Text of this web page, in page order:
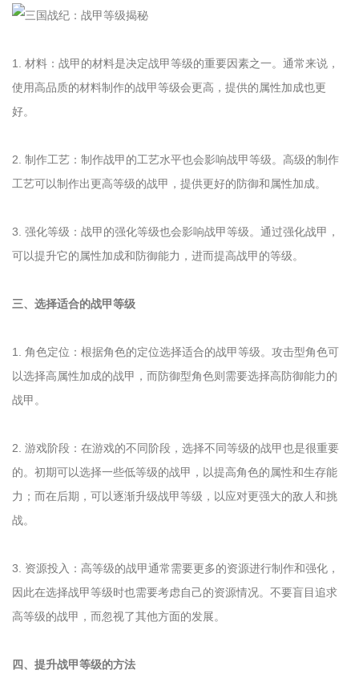
1. 材料：战甲的材料是决定战甲等级的重要因素之一。通常来说，
使用高品质的材料制作的战甲等级会更高，提供的属性加成也更
好。
2. 制作工艺：制作战甲的工艺水平也会影响战甲等级。高级的制作
工艺可以制作出更高等级的战甲，提供更好的防御和属性加成。
3. 强化等级：战甲的强化等级也会影响战甲等级。通过强化战甲，
可以提升它的属性加成和防御能力，进而提高战甲的等级。
三、选择适合的战甲等级
1. 角色定位：根据角色的定位选择适合的战甲等级。攻击型角色可
以选择高属性加成的战甲，而防御型角色则需要选择高防御能力的
战甲。
2. 游戏阶段：在游戏的不同阶段，选择不同等级的战甲也是很重要
的。初期可以选择一些低等级的战甲，以提高角色的属性和生存能
力；而在后期，可以逐渐升级战甲等级，以应对更强大的敌人和挑
战。
3. 资源投入：高等级的战甲通常需要更多的资源进行制作和强化，
因此在选择战甲等级时也需要考虑自己的资源情况。不要盲目追求
高等级的战甲，而忽视了其他方面的发展。
四、提升战甲等级的方法